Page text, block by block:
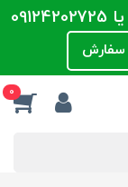
برای هماهنگی به شماره 021-88300171 یا 09124202725
0